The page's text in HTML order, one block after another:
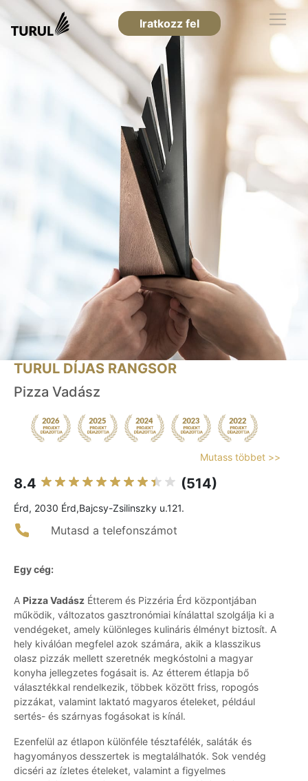
Iratkozz fel
TURUL DÍJAS RANGSOR
Pizza Vadász
Mutass többet >>
8.4 (514)
Érd, 2030 Érd,Bajcsy-Zsilinszky u.121.
Mutasd a telefonszámot
Egy cég:
A Pizza Vadász Étterem és Pizzéria Érd központjában
működik, változatos gasztronómiai kínálattal szolgálja ki a
vendégeket, amely különleges kulináris élményt biztosít. A
hely kiválóan megfelel azok számára, akik a klasszikus
olasz pizzák mellett szeretnék megkóstolni a magyar
konyha jellegzetes fogásait is. Az étterem étlapja bő
választékkal rendelkezik, többek között friss, ropogós
pizzákat, valamint laktató magyaros ételeket, például
sertés- és szárnyas fogásokat is kínál.
Ezenfelül az étlapon különféle tésztafélék, saláták és
hagyományos desszertek is megtalálhatók. Sok vendég
dicséri az ízletes ételeket, valamint a figyelmes